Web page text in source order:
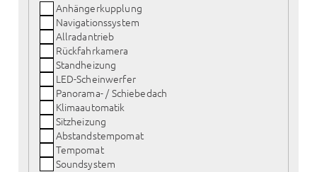
Anhängerkupplung
Navigationssystem
Allradantrieb
Rückfahrkamera
Standheizung
LED-Scheinwerfer
Panorama- / Schiebedach
Klimaautomatik
Sitzheizung
Abstandstempomat
Tempomat
Soundsystem